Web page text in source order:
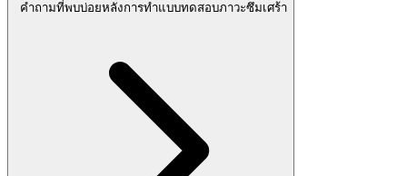
คำถามที่พบบ่อยหลังการทำแบบทดสอบภาวะซึมเศร้า